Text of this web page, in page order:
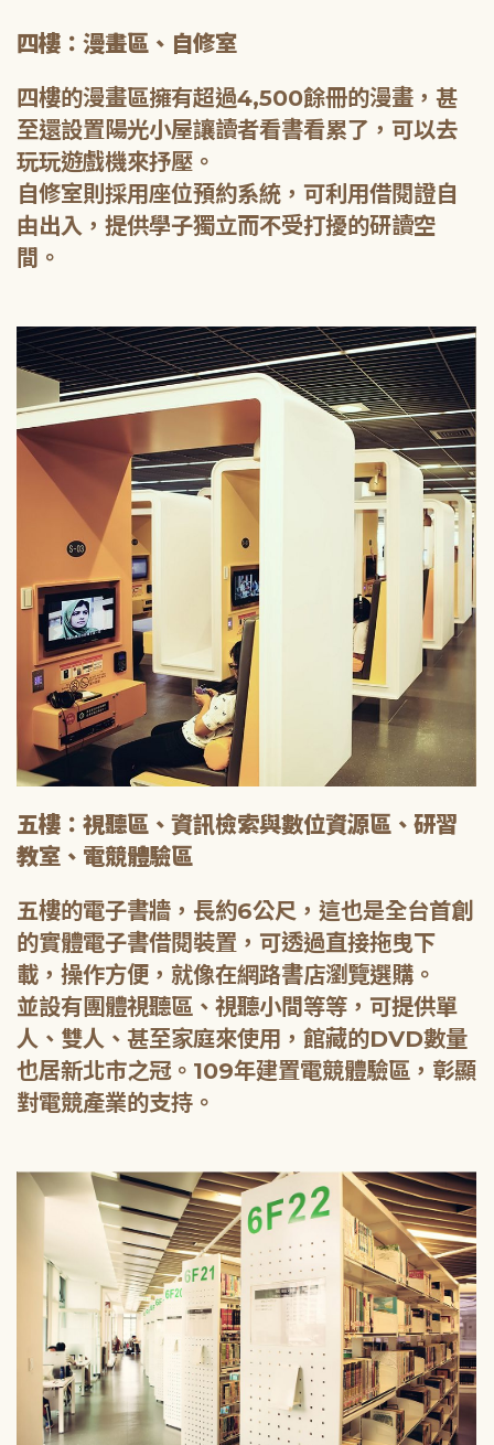
四樓：漫畫區、自修室
四樓的漫畫區擁有超過4,500餘冊的漫畫，甚
至還設置陽光小屋讓讀者看書看累了，可以去
玩玩遊戲機來抒壓。
自修室則採用座位預約系統，可利用借閱證自
由出入，提供學子獨立而不受打擾的研讀空
間。
五樓：視聽區、資訊檢索與數位資源區、研習
教室、電競體驗區
五樓的電子書牆，長約6公尺，這也是全台首創
的實體電子書借閱裝置，可透過直接拖曳下
載，操作方便，就像在網路書店瀏覽選購。
並設有團體視聽區、視聽小間等等，可提供單
人、雙人、甚至家庭來使用，館藏的DVD數量
也居新北市之冠。109年建置電競體驗區，彰顯
對電競產業的支持。